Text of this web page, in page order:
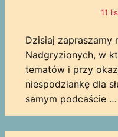
11
Dzisiaj zapraszamy
Nadgryzionych, w
tematów i przy
niespodziankę dla
samym podcaście …